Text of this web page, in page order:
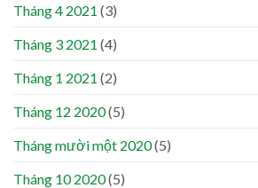
Tháng 4 2021 (3)
Tháng 3 2021 (4)
Tháng 1 2021 (2)
Tháng 12 2020(5)
Tháng mười một 2020(5)
Tháng 10 2020(5)